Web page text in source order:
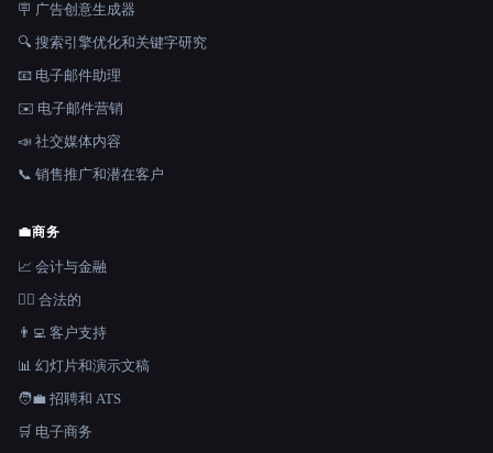
🪧 广告创意生成器
🔍 搜索引擎优化和关键字研究
📧 电子邮件助理
✉️ 电子邮件营销
📣 社交媒体内容
📞 销售推广和潜在客户
💼商务
📈 会计与金融
👩‍⚖️ 合法的
👨‍💻 客户支持
📊 幻灯片和演示文稿
🧑‍💼 招聘和 ATS
🛒 电子商务